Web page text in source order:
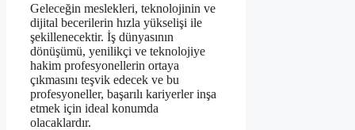
Geleceğin meslekleri, teknolojinin ve
dijital becerilerin hızla yükselişi ile
şekillenecektir. İş dünyasının
dönüşümü, yenilikçi ve teknolojiye
hakim profesyonellerin ortaya
çıkmasını teşvik edecek ve bu
profesyoneller, başarılı kariyerler inşa
etmek için ideal konumda
olacaklardır.